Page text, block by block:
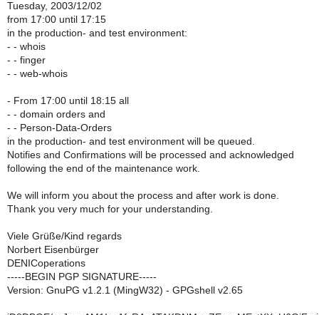
Tuesday, 2003/12/02
from 17:00 until 17:15
in the production- and test environment:
- - whois
- - finger
- - web-whois
- From 17:00 until 18:15 all
- - domain orders and
- - Person-Data-Orders
in the production- and test environment will be queued.
Notifies and Confirmations will be processed and acknowledged
following the end of the maintenance work.
We will inform you about the process and after work is done.
Thank you very much for your understanding.
Viele Grüße/Kind regards
Norbert Eisenbürger
DENICoperations
-----BEGIN PGP SIGNATURE-----
Version: GnuPG v1.2.1 (MingW32) - GPGshell v2.65